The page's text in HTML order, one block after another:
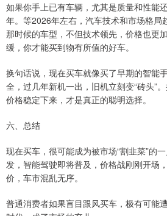
如果你手上已有车辆，尤其是质量和性能
年。等2026年左右，汽车技术和市场格局
那时候的车型，不但技术领先，价格也更
缓，你才能买到物有所值的好车。
换句话说，现在买车就像买了早期的智能
全，过几年新机一出，旧机立刻变“砖头”
价格稳定下来，才是真正的聪明选择。
六、总结
现在买车，很可能成为被市场“割韭菜”的
发，智能驾驶即将普及，价格战刚刚开场
价，车市混乱无序。
普通消费者如果盲目跟风买车，极有可能